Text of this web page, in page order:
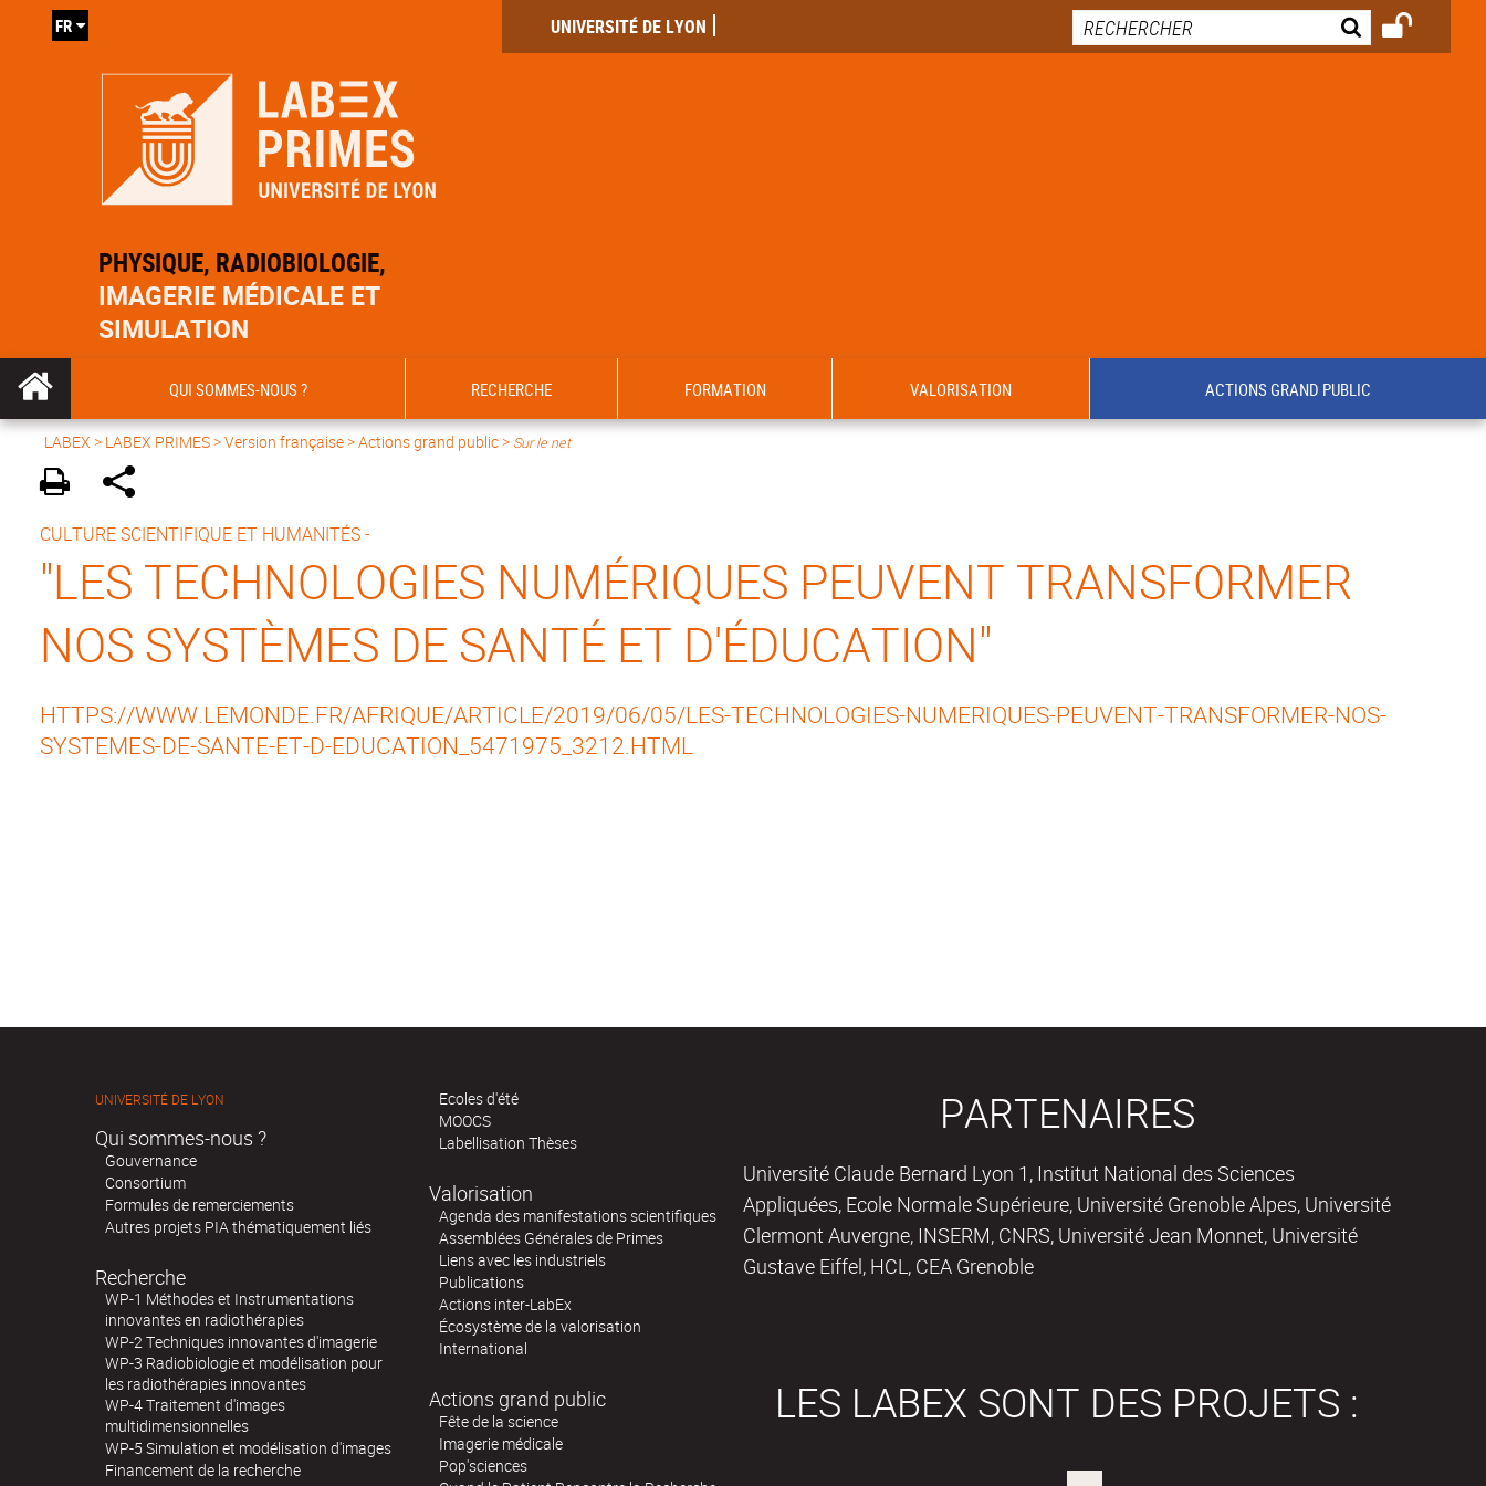
PHYSIQUE, RADIOBIOLOGIE,
IMAGERIE MÉDICALE ET
SIMULATION
UNIVERSITÉ DE LYON
FR
QUI SOMMES-NOUS ? RECHERCHE FORMATION VALORISATION ACTIONS GRAND PUBLIC
LABEX > LABEX PRIMES>Version française> Actions grand public > Sur le net
CULTURE SCIENTIFIQUE ET HUMANITÉS -
"LES TECHNOLOGIES NUMÉRIQUES PEUVENT TRANSFORMER
NOS SYSTÈMES DE SANTÉ ET D'ÉDUCATION"
HTTPS://WWW.LEMONDE.FR/AFRIQUE/ARTICLE/2019/06/05/LES-TECHNOLOGIES-NUMERIQUES-PEUVENT-TRANSFORMER-NOS-
SYSTEMES-DE-SANTE-ET-D-EDUCATION_5471975_3212.HTML
UNIVERSITÉ DE LYON
Qui sommes-nous ?
Gouvernance
Consortium
Formules de remerciements
Autres projets PIA thématiquement liés
Recherche
WP-1 Méthodes et Instrumentations
innovantes en radiothérapies
WP-2 Techniques innovantes d'imagerie
WP-3 Radiobiologie et modélisation pour
les radiothérapies innovantes
WP-4 Traitement d'images
multidimensionnelles
WP-5 Simulation et modélisation d'images
Financement de la recherche
Ecoles d'été
MOOCS
Labellisation Thèses
Valorisation
Agenda des manifestations scientifiques
Assemblées Générales de Primes
Liens avec les industriels
Publications
Actions inter-LabEx
Écosystème de la valorisation
International
Actions grand public
Fête de la science
Imagerie médicale
Pop'sciences
PARTENAIRES
Université Claude Bernard Lyon 1, Institut National des Sciences
Appliquées, Ecole Normale Supérieure, Université Grenoble Alpes, Université
Clermont Auvergne, INSERM, CNRS, Université Jean Monnet, Université
Gustave Eiffel, HCL, CEA Grenoble
LES LABEX SONT DES PROJETS :